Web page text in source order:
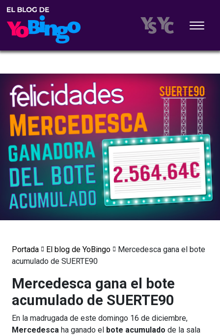
Portada El blog de YoBingo
Mercedesca gana el bote
acumulado de SUERTE90
Mercedesca gana el bote
acumulado de SUERTE90
En la madrugada de este domingo 16 de diciembre,
Mercedesca ha ganado el bote acumulado de la sala